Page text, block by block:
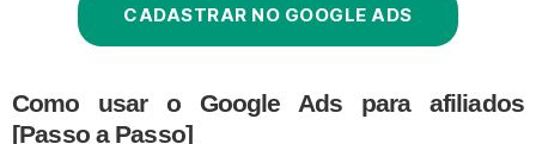
CADASTRAR NO GOOGLE ADS
Como usar o Google Ads para afiliados
[Passo a Passo]